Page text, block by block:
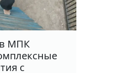
в МПК
с